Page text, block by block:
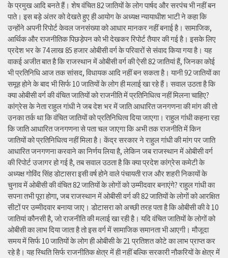
के प्रमुख आदि बनते हैं। शेष वंचित 82 जातियों के लोग पार्षद और सरपंच भी नहीं बन
पाते। इस बड़े अंतर को देखते हुए ही आयोग के अध्यक्ष न्यायाधीश भाटी ने कहा कि
उन्होंने अपनी रिपोर्ट केवल जनसंख्या को आधार मानकर नहीं बनाई है। सामाजिक,
आर्थिक और राजनीतिक पिछड़ेपन को भी देखकर रिपोर्ट तैयार की गई है। इसके लिए
प्रदेश भर के 74 लाख 85 हजार ओबीसी वर्ग के परिवारों से संवाद किया गया है। यह
वाकई अजीत बात है कि राजस्थान में ओबीसी वर्ग की ऐसी 82 जातियां हैं, जिनका कोई
भी प्रतिनिधि आज तक सांसद, विधायक आदि नहीं बन सकता है। यानी 92 जातियों का
समूह होने के बाद भी सिर्फ 10 जातियों के लोग ही मलाई खा रहे हैं। सवाल उठता है कि
क्या ओबीसी वर्ग की वंचित जातियों को राजनीति में प्रतिनिधित्व नहीं मिलना चाहिए?
कांग्रेस के नेता राहुल गांधी ने जब देश भर में जाति आधारित जनगणना की मांग की तो
उनका तर्क था कि वंचित जातियों को प्रतिनिधित्व दिया जाएगा। राहुल गांधी कहना रहा
कि जाति आधारित जनगणना से पता चल जाएगा कि अभी तक राजनीति में किन
जातियों को प्रतिनिधित्व नहीं मिला है। केंद्र सरकार ने राहुल गांधी की मांग पर जाति
आधारित जनगणना करवाने का निर्णय लिया है, लेकिन जब राजस्थान में ओबीसी वर्ग
की रिपोर्ट उजागर हो गई है, तब सवाल उठता है कि क्या प्रदेश कांग्रेस कमेटी के
अध्यक्ष गोविंद सिंह डोटासरा इसी वर्ष होने वाले पंचायती राज और शहरी निकायों के
चुनाव में ओबीसी की वंचित 82 जातियों के लोगों को उम्मीदवार बनाएंगे? राहुल गांधी का
सपना तभी पूरा होगा, जब राजस्थान में ओबीसी वर्ग की 82 जातियों के लोगों को आरक्षित
सीटों पर उम्मीदवार बनाया जाए। डोटासरा को अच्छी तरह पता है कि ओबीसी की वे 10
जातियां कौनसी है, जो राजनीति की मलाई खा रही है। यदि वंचित जातियों के लोगों को
ओबीसी का लाभ दिया जाता है तो इस वर्ग में सामाजिक समानता भी आएगी। मौजूदा
समय में सिर्फ 10 जातियों के लोग ही ओबीसी के 21 प्रतिशत कोटे का लाभ प्राप्त कर
रहे है। यह स्थिति सिर्फ राजनीतिक क्षेत्र में ही नहीं बल्कि सरकारी नौकरियों के क्षेत्र में